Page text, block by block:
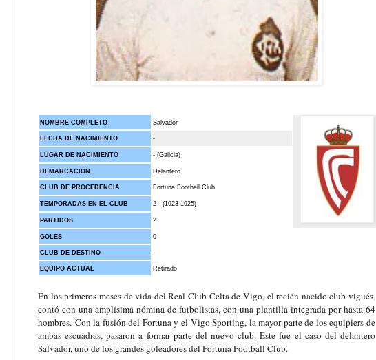
NOMBRE COMPLETO Salvador
FECHA DE NACIMIENTO -
LUGAR DE NACIMIENTO - (Galicia)
DEMARCACIÓN Delantero
CLUB DE PROCEDENCIA Fortuna Football Club
TEMPORADAS EN EL CLUB 2 (1923-1925)
PARTIDOS 2
GOLES 0
CLUB DE DESTINO -
EQUIPO ACTUAL Retirado
En los primeros meses de vida del Real Club Celta de Vigo, el recién nacido club vigués,
contó con una amplísima nómina de futbolistas, con una plantilla integrada por hasta 64
hombres. Con la fusión del Fortuna y el Vigo Sporting, la mayor parte de los equipiers de
ambas escuadras, pasaron a formar parte del nuevo club. Este fue el caso del delantero
Salvador, uno de los grandes goleadores del Fortuna Football Club.